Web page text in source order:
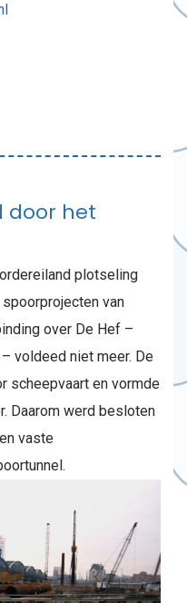
door het
plotseling
van
over De Hef –
voldeed niet meer. De
scheepvaart en vormde
Daarom werd besloten
vaste